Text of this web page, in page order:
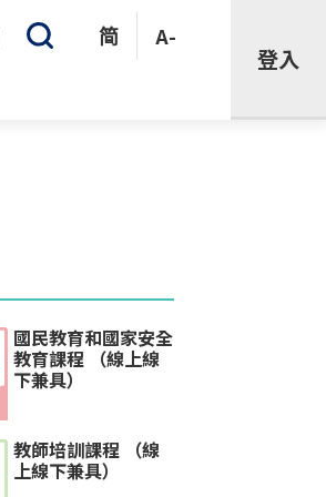
简
A-
登入
國民教育和國家安全
教育課程 （線上線
下兼具）
教師培訓課程 （線
上線下兼具）